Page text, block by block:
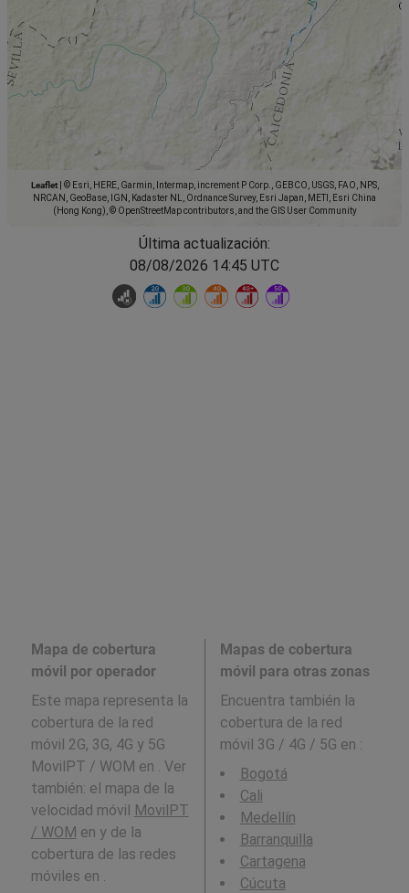
Leaflet
© Esri, HERE, Garmin, Intermap, increment P Corp., GEBCO, USGS, FAO, NPS,
NRCAN, GeoBase, IGN, Kadaster NL, Ordnance Survey, Esri Japan, METI, Esri China
(Hong Kong), © OpenStreetMap contributors, and the GIS User Community
Última actualización:
08/08/2026 14:45 UTC
Mapa de cobertura
móvil por operador
Este mapa representa la
cobertura de la red
móvil 2G, 3G, 4G y 5G
MovilPT / WOM en . Ver
también: el mapa de la
velocidad móvil MovilPT
/ WOM en y de la
cobertura de las redes
móviles en .
Mapas de cobertura
móvil para otras zonas
Encuentra también la
cobertura de la red
móvil 3G / 4G / 5G en :
Bogotá
Cali
Medellín
Barranquilla
Cartagena
Cúcuta